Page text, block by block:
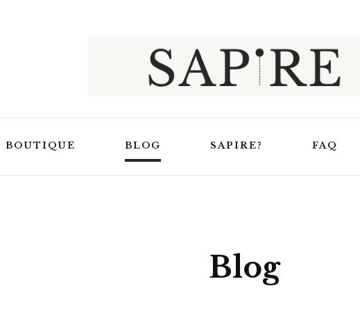
Sapire
BOUTIQUE
Masques de nuit
BLOG
plus sur Sapire
SAPIRE? FAQ
Blog